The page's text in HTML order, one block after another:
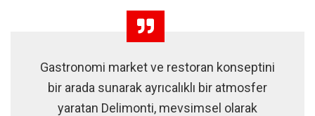
Gastronomi market ve restoran konseptini
bir arada sunarak ayrıcalıklı bir atmosfer
yaratan Delimonti, mevsimsel olarak